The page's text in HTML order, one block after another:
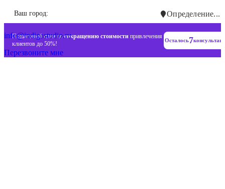
Ваш город: Определение...
Пошаговый план посокращению стоимости привлечения
клиентов до 50%!
Осталось7
+7 (993) 477-18-57
info@indigastudio.ru
Перезвоните мне